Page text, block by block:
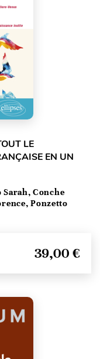
LE
EN UN
Conche
Ponzetto
39,00 €